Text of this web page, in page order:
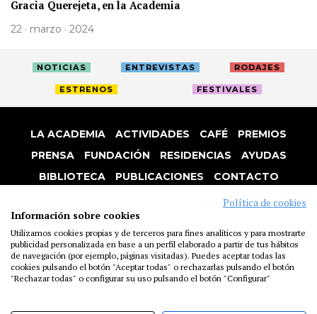
Gracia Querejeta, en la Academia
22 · marzo · 2024
NOTICIAS ENTREVISTAS RODAJES
ESTRENOS FESTIVALES
LA ACADEMIA ACTIVIDADES CAFÉ
PREMIOS
PRENSA
FUNDACIÓN RESIDENCIAS
AYUDAS
BIBLIOTECA
PUBLICACIONES
CONTACTO
COOKIES
Política de cookies
Información sobre cookies
Utilizamos cookies propias y de terceros para fines analíticos y para mostrarte
publicidad personalizada en base a un perfil elaborado a partir de tus hábitos
de navegación (por ejemplo, páginas visitadas). Puedes aceptar todas las
cookies pulsando el botón "Aceptar todas" o rechazarlas pulsando el botón
"Rechazar todas" o configurar su uso pulsando el botón "Configurar"